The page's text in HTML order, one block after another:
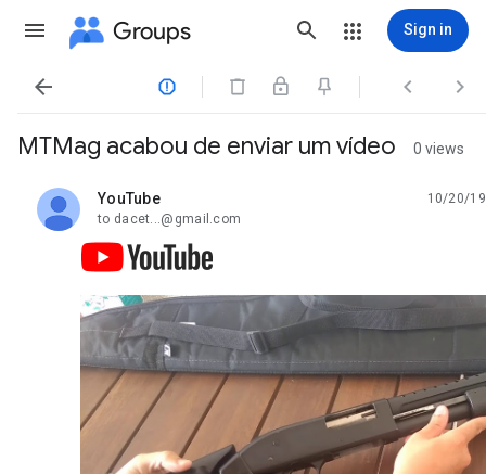
Groups Sign in
   
MTMag acabou de enviar um vídeo 0 views
YouTube
unread,
10/20/19
to dacet...@gmail.com